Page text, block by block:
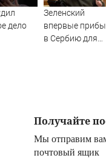
дело
Зеленский
впервые
в Сербию для
Получайте
Мы отправим
почтовый ящик